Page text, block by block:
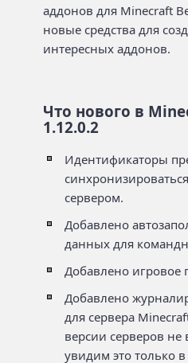
аддонов для Minecraft
новые средства для
интересных аддонов.
Что нового в
1.12.0.2
Идентификаторы
сервером.
Добавлено
данных для
Добавлено игровое
Добавлено
для сервера
версии серверов не
увидим это только в